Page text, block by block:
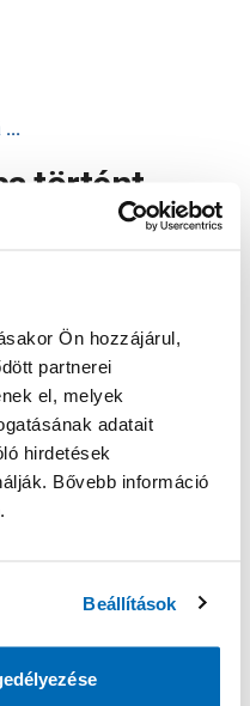
Ön hozzájárul,
partnerei
el, melyek
adatait
hirdetések
Bővebb információ
Beállítások
...
történt